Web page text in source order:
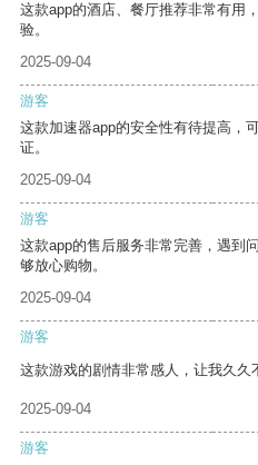
这款app的酒店、餐厅推荐非常有用
验。
2025-09-04
游客
这款加速器app的安全性有待提高，
证。
2025-09-04
游客
这款app的售后服务非常完善，遇到
够放心购物。
2025-09-04
游客
这款游戏的剧情非常感人，让我久久
2025-09-04
游客